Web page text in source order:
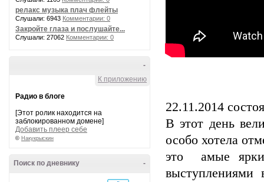
релакс музыка плач флейты
Слушали: 6943 Комментарии: 0
Закройте глаза и послушайте...
Слушали: 27062 Комментарии: 0
-
К приложению
Радио в блоге
[Этот ролик находится на
заблокированном домене]
Добавить плеер себе
© Накукрыскин
-
Поиск по дневнику
22.11.2014
В этот день
особо хотела
это амые